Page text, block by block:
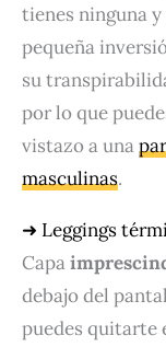
tienes ninguna
pequeña
su
por lo que
vistazo a una
masculinas.
➜ Leggings
Capa
debajo del
puedes quitarte